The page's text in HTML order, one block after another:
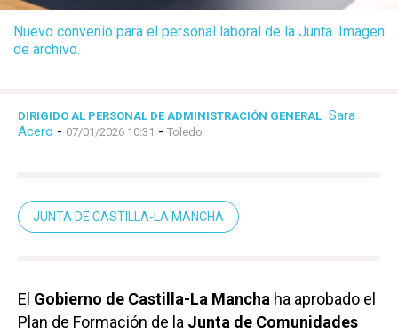
Nuevo convenio para el personal laboral de la Junta. Imagen
de archivo.
DIRIGIDO AL PERSONAL DE ADMINISTRACIÓN GENERAL Sara
Acero - 07/01/2026 10:31 - Toledo
JUNTA DE CASTILLA-LA MANCHA
El Gobierno de Castilla-La Mancha ha aprobado el
Plan de Formación de la Junta de Comunidades